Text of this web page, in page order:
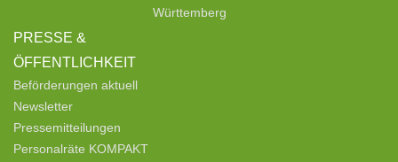
PRESSE &
ÖFFENTLICHKEIT
Beförderungen aktuell
Newsletter
Pressemitteilungen
Personalräte KOMPAKT
Württemberg